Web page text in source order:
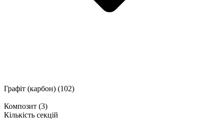
Графіт (карбон) (102)
Композит (3)
Кількість секцій